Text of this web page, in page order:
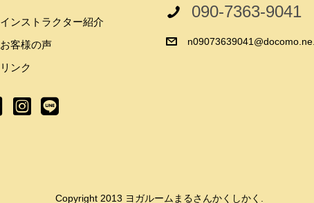
インストラクター紹介
お客様の声
リンク
090-7363-9041
Copyright 2013 ヨガルームまるさんかくしかく.